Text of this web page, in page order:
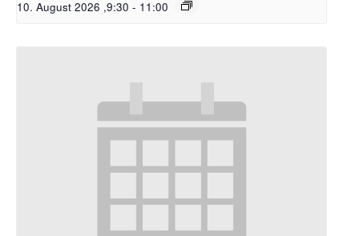
10. August 2026 ,9:30 - 11:00